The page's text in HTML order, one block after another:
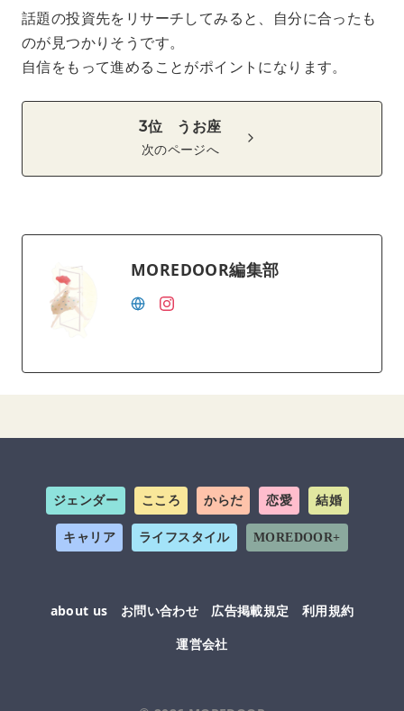
話題の投資先をリサーチしてみると、自分に合ったも
のが見つかりそうです。
自信をもって進めることがポイントになります。
3位 うお座
次のページへ
MOREDOOR編集部
ジェンダー こころ からだ 恋愛 結婚
キャリア ライフスタイル MOREDOOR+
about us お問い合わせ 広告掲載規定
利用規約
運営会社